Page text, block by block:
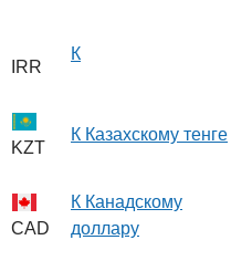
IRR
К
KZT
К Казахскому тенге
CAD
К Канадскому
доллару